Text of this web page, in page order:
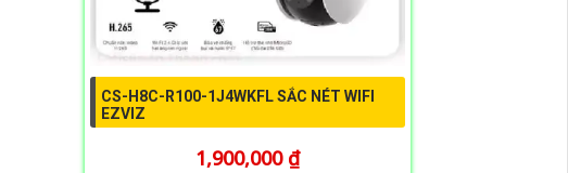
CS-H8C-R100-1J4WKFL SẮC NÉT WIFI
EZVIZ
1,900,000 ₫